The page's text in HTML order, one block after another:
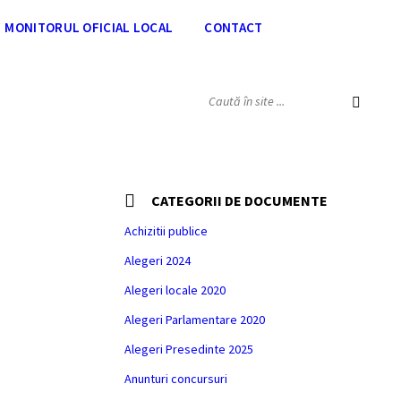
MONITORUL OFICIAL LOCAL CONTACT
CATEGORII DE DOCUMENTE
Achizitii publice
Alegeri 2024
Alegeri locale 2020
Alegeri Parlamentare 2020
Alegeri Presedinte 2025
Anunturi concursuri